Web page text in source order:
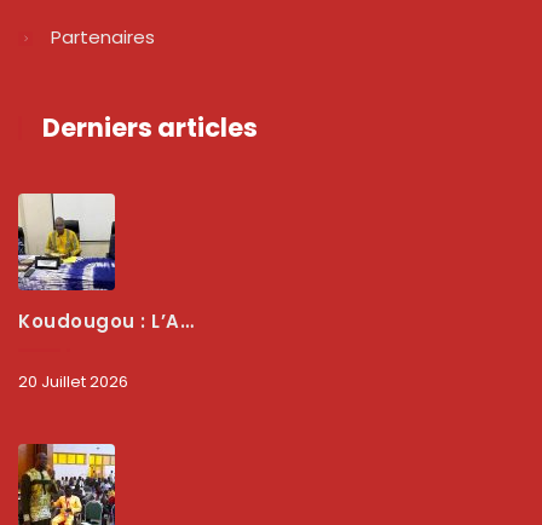
Partenaires
Derniers articles
Koudougou : L’ARCEP Renforce Le Dialogue Avec Les Associations De Consommateurs Pour Mieux Protéger Les Usagers
20 Juillet 2026